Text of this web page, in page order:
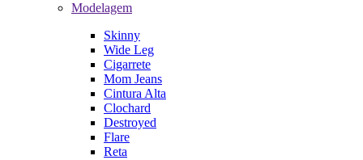
Modelagem
Skinny
Wide Leg
Cigarrete
Mom Jeans
Cintura Alta
Clochard
Destroyed
Flare
Reta